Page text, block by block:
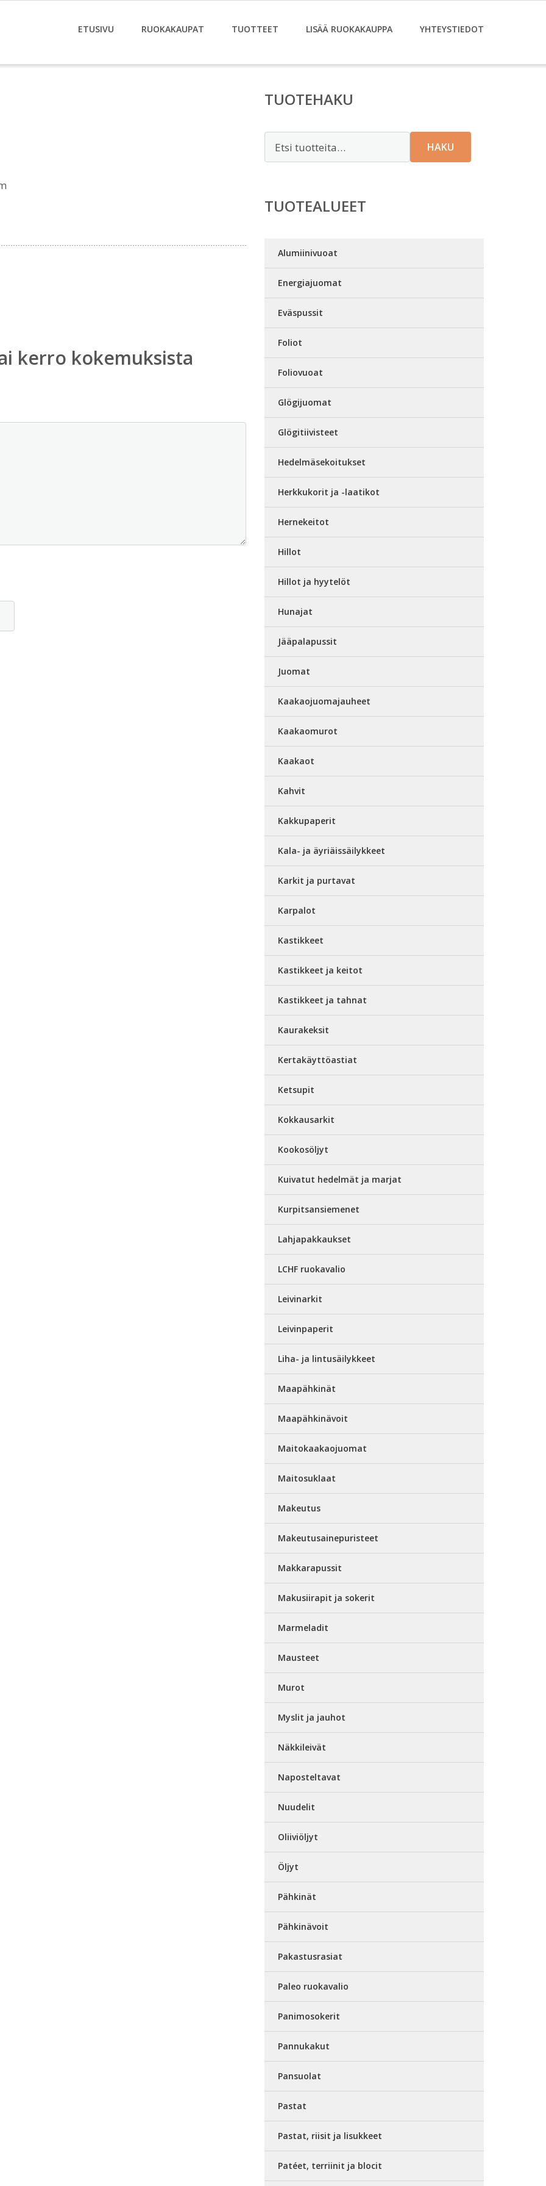
ETUSIVU RUOKAKAUPAT TUOTTEET LISÄÄ RUOKAKAUPPA YHTEYSTIEDOT
kerro kokemuksista
TUOTEHAKU
HAKU
TUOTEALUEET
Alumiinivuoat
Energiajuomat
Eväspussit
Foliot
Foliovuoat
Glögijuomat
Glögitiivisteet
Hedelmäsekoitukset
Herkkukorit ja -laatikot
Hernekeitot
Hillot
Hillot ja hyytelöt
Hunajat
Jääpalapussit
Juomat
Kaakaojuomajauheet
Kaakaomurot
Kaakaot
Kahvit
Kakkupaperit
Kala- ja äyriäissäilykkeet
Karkit ja purtavat
Karpalot
Kastikkeet
Kastikkeet ja keitot
Kastikkeet ja tahnat
Kaurakeksit
Kertakäyttöastiat
Ketsupit
Kokkausarkit
Kookosöljyt
Kuivatut hedelmät ja marjat
Kurpitsansiemenet
Lahjapakkaukset
LCHF ruokavalio
Leivinarkit
Leivinpaperit
Liha- ja lintusäilykkeet
Maapähkinät
Maapähkinävoit
Maitokaakaojuomat
Maitosuklaat
Makeutus
Makeutusainepuristeet
Makkarapussit
Makusiirapit ja sokerit
Marmeladit
Mausteet
Murot
Myslit ja jauhot
Näkkileivät
Naposteltavat
Nuudelit
Oliiviöljyt
Öljyt
Pähkinät
Pähkinävoit
Pakastusrasiat
Paleo ruokavalio
Panimosokerit
Pannukakut
Pansuolat
Pastat
Pastat, riisit ja lisukkeet
Patéet, terriinit ja blocit